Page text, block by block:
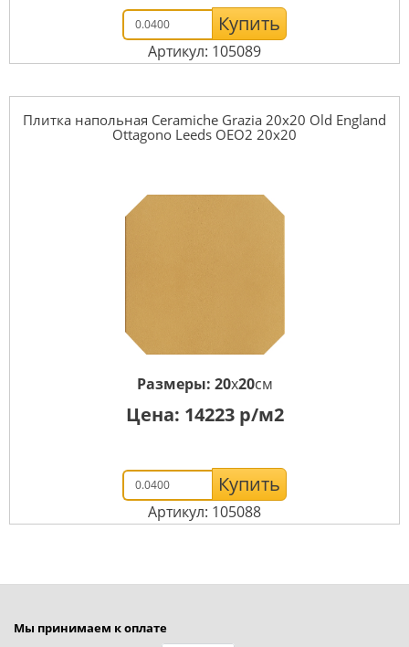
Купить
Артикул: 105089
Плитка напольная Ceramiche Grazia 20x20 Old England
Ottagono Leeds OEO2 20x20
Размеры: 20x20см
Цена: 14223р/м2
Купить
Артикул: 105088
Мы принимаем к оплате